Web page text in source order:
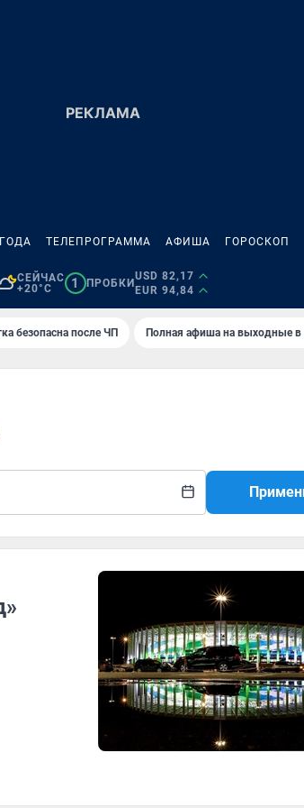
ТЕЛЕПРОГРАММА АФИША ГОРОСКОП
СЕЙЧАС
+20°C
1 ПРОБКИ
USD 82,17
EUR 94,84
безопасна после ЧП Полная афиша на выходные